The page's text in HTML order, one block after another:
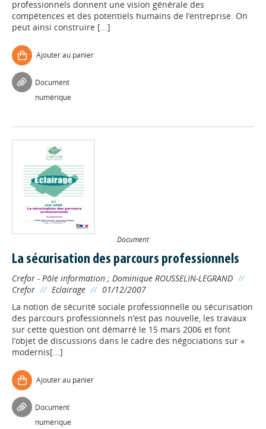
professionnels donnent une vision générale des
compétences et des potentiels humains de l’entreprise. On
peut ainsi construire [...]
Ajouter au panier
Document
numérique
Document
La sécurisation des parcours professionnels
Crefor - Pôle information ; Dominique ROUSSELIN-LEGRAND //
Crefor // Eclairage // 01/12/2007
La notion de sécurité sociale professionnelle ou sécurisation
des parcours professionnels n’est pas nouvelle, les travaux
sur cette question ont démarré le 15 mars 2006 et font
l’objet de discussions dans le cadre des négociations sur «
modernis[...]
Ajouter au panier
Document
numérique